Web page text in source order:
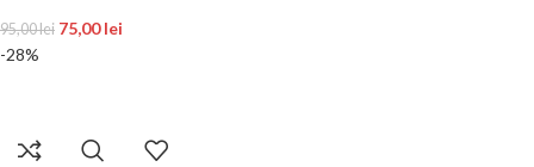
95,00lei 75,00lei
-28%